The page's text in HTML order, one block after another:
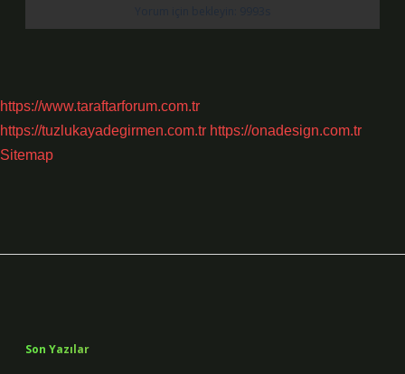
https://www.taraftarforum.com.tr
https://tuzlukayadegirmen.com.tr https://onadesign.com.tr
Sitemap
Son Yazılar